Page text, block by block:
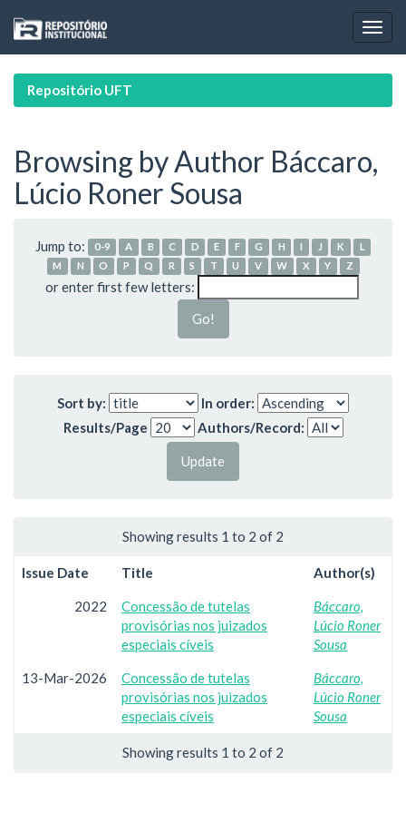
navigation
Repositório UFT
Browsing by Author Báccaro,
Lúcio Roner Sousa
Jump to: 0-9 A B C D E F G H I J K
L
M
N O P Q R S T U V W X Y Z
or enter first few letters:
Sort by:
In order:
Results/Page
Authors/Record:
Showing results 1 to 2 of 2
Issue Date Title Author(s)
2022
Concessão de tutelas
provisórias nos juizados
especiais cíveis
Báccaro,
Lúcio Roner
Sousa
13-Mar-2026
Concessão de tutelas
provisórias nos juizados
especiais cíveis
Báccaro,
Lúcio Roner
Sousa
Showing results 1 to 2 of 2